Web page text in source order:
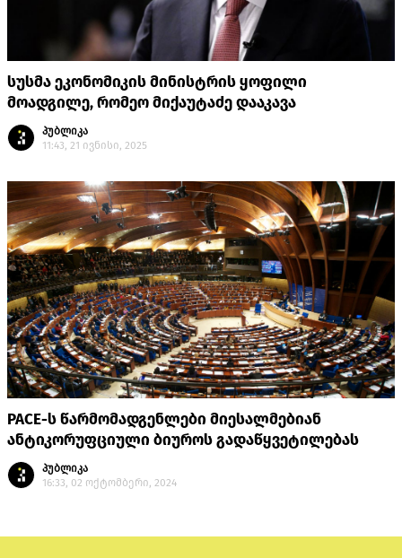
სუსმა ეკონომიკის მინისტრის ყოფილი
მოადგილე, რომეო მიქაუტაძე დააკავა
პუბლიკა
11:43, 21 ივნისი, 2025
PACE-ს წარმომადგენლები მიესალმებიან
ანტიკორუფციული ბიუროს გადაწყვეტილებას
პუბლიკა
16:33, 02 ოქტომბერი, 2024